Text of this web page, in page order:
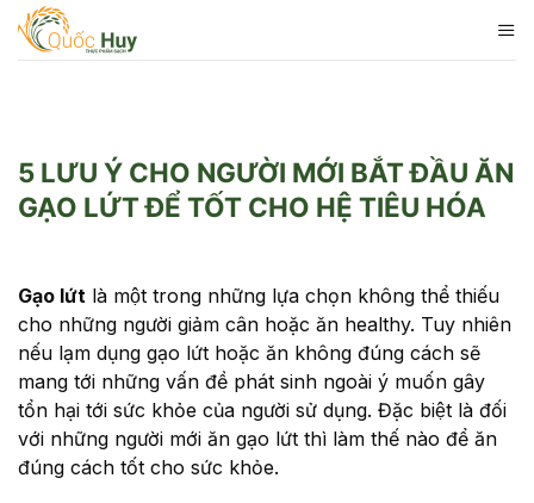
Skip
5 LƯU Ý CHO NGƯỜI MỚI BẮT ĐẦU ĂN
GẠO LỨT ĐỂ TỐT CHO HỆ TIÊU HÓA
Gạo lứt là một trong những lựa chọn không thể thiếu
cho những người giảm cân hoặc ăn healthy. Tuy nhiên
nếu lạm dụng gạo lứt hoặc ăn không đúng cách sẽ
mang tới những vấn đề phát sinh ngoài ý muốn gây
tổn hại tới sức khỏe của người sử dụng. Đặc biệt là đối
với những người mới ăn gạo lứt thì làm thế nào để ăn
đúng cách tốt cho sức khỏe.